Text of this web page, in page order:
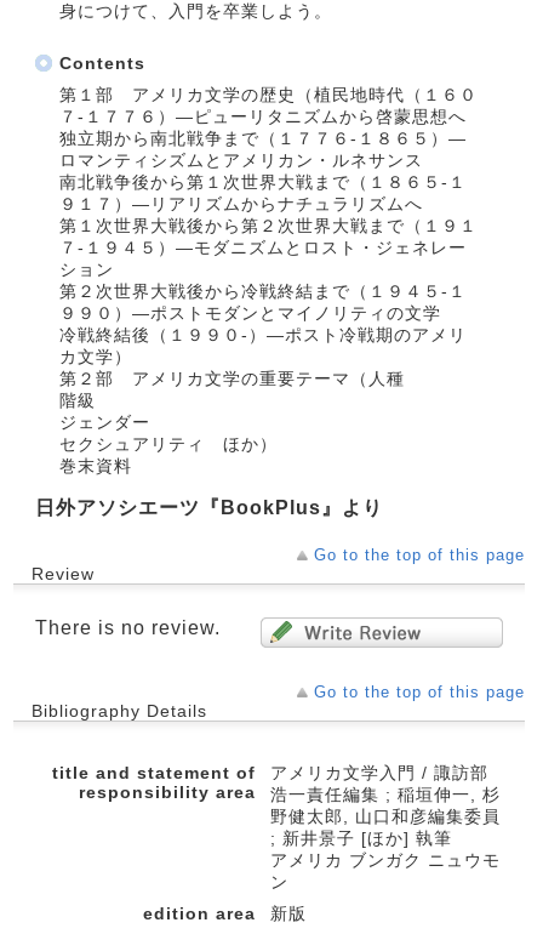
身につけて、入門を卒業しよう。
Contents
第１部 アメリカ文学の歴史（植民地時代（１６０
７‐１７７６）―ピューリタニズムから啓蒙思想へ
独立期から南北戦争まで（１７７６‐１８６５）―
ロマンティシズムとアメリカン・ルネサンス
南北戦争後から第１次世界大戦まで（１８６５‐１
９１７）―リアリズムからナチュラリズムへ
第１次世界大戦後から第２次世界大戦まで（１９１
７‐１９４５）―モダニズムとロスト・ジェネレー
ション
第２次世界大戦後から冷戦終結まで（１９４５‐１
９９０）―ポストモダンとマイノリティの文学
冷戦終結後（１９９０‐）―ポスト冷戦期のアメリ
カ文学）
第２部 アメリカ文学の重要テーマ（人種
階級
ジェンダー
セクシュアリティ ほか）
巻末資料
日外アソシエーツ『BookPlus』より
Go to the top of this page
Review
There is no review.
Go to the top of this page
Bibliography Details
title and statement of
responsibility area
アメリカ文学入門 / 諏訪部
浩一責任編集 ; 稲垣伸一, 杉
野健太郎, 山口和彦編集委員
; 新井景子 [ほか] 執筆
アメリカ ブンガク ニュウモ
ン
edition area
新版